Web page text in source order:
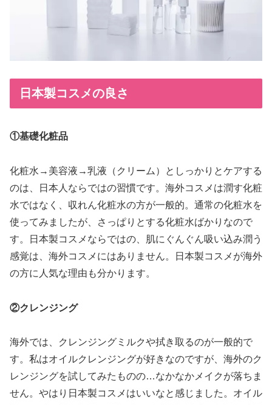
日本製コスメの良さ
①基礎化粧品
化粧水→美容液→乳液（クリーム）としっかりとケアする
のは、日本人ならではの習慣です。海外コスメは潤す化粧
水ではなく、収れん化粧水の方が一般的。通常の化粧水を
使ってみましたが、さっぱりとする化粧水ばかりなので
す。日本製コスメならではの、肌にぐんぐん吸い込み潤う
感覚は、海外コスメにはありません。日本製コスメが海外
の方に人気な理由も分かります。
②クレンジング
海外では、クレンジングミルクや拭き取るのが一般的で
す。私はオイルクレンジングが好きなのですが、海外のク
レンジングを試してみたものの…なかなかメイクが落ちま
せん。やはり日本製コスメはいいなと感じました。オイル